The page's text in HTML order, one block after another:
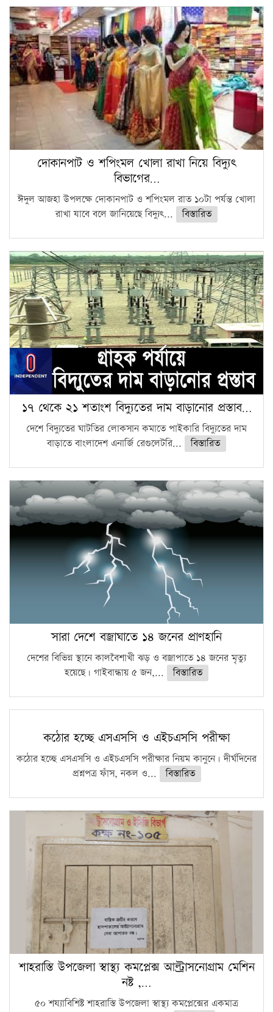
দোকানপাট ও শপিংমল খোলা রাখা নিয়ে বিদ্যুৎ
বিভাগের…
ঈদুল আজহা উপলক্ষে দোকানপাট ও শপিংমল রাত ১০টা পর্যন্ত খোলা
রাখা যাবে বলে জানিয়েছে বিদ্যুৎ...
বিস্তারিত
১৭ থেকে ২১ শতাংশ বিদ্যুতের দাম বাড়ানোর প্রস্তাব…
দেশে বিদ্যুতের ঘাটতির লোকসান কমাতে পাইকারি বিদ্যুতের দাম
বাড়াতে বাংলাদেশ এনার্জি রেগুলেটরি...
বিস্তারিত
সারা দেশে বজ্রাঘাতে ১৪ জনের প্রাণহানি
দেশের বিভিন্ন স্থানে কালবৈশাখী ঝড় ও বজ্রাপাতে ১৪ জনের মৃত্যু
হয়েছে। গাইবান্ধায় ৫ জন,...
বিস্তারিত
কঠোর হচ্ছে এসএসসি ও এইচএসসি পরীক্ষা
কঠোর হচ্ছে এসএসসি ও এইচএসসি পরীক্ষার নিয়ম কানুনে। দীর্ঘদিনের
প্রশ্নপত্র ফাঁস, নকল ও...
বিস্তারিত
শাহরাস্তি উপজেলা স্বাস্থ্য কমপ্লেক্স আল্ট্রাসনোগ্রাম মেশিন
নষ্ট ,…
৫০ শয্যাবিশিষ্ট শাহরাস্তি উপজেলা স্বাস্থ্য কমপ্লেক্সের একমাত্র